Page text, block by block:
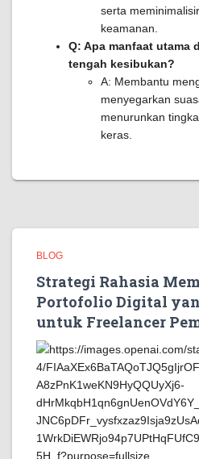
serta
keamanan.
Q: Apa manfaat utama
tengah kesibukan?
A: Membantu
menyegarkan
menurunkan
keras.
BLOG
Strategi Rahasia
Portofolio Digital
untuk Freelancer